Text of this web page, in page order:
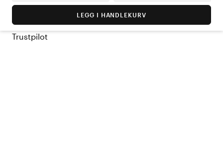
LEGG I HANDLEKURV
Trustpilot